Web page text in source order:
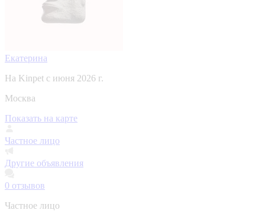
Екатерина
На Kinpet c июня 2026 г.
Москва
Показать на карте
Частное лицо
Другие объявления
0 отзывов
Частное лицо